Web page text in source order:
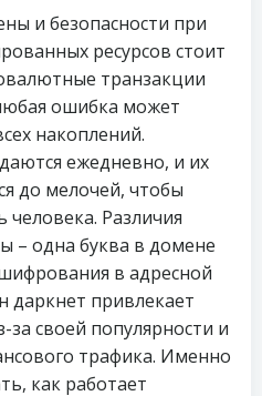
и безопасности при
ресурсов стоит
транзакции
ошибка может
накоплений.
ежедневно, и их
до мелочей, чтобы
человека. Различия
– одна буква в домене
в адресной
даркнет привлекает
своей популярности и
трафика. Именно
как работает